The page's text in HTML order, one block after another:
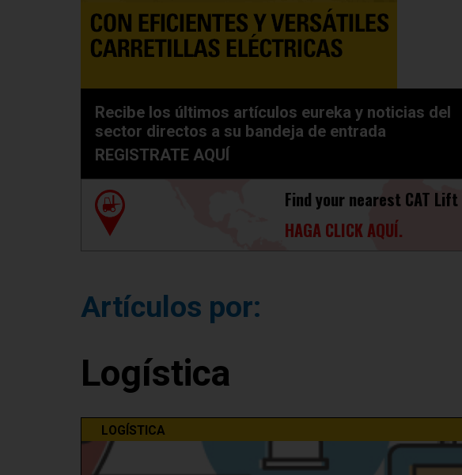
Recibe los últimos artículos eureka y noticias del
sector directos a su bandeja de entrada
REGISTRATE AQUÍ
Find your nearest CAT
HAGA CLICK AQUÍ.
Artículos por:
Logística
LOGÍSTICA